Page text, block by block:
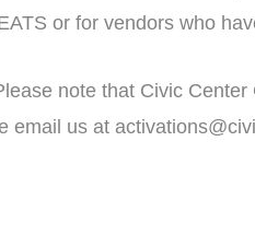
or for vendors who
note that Civic
email us at